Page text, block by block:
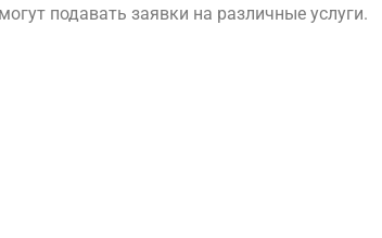
подавать заявки на различные услуги.